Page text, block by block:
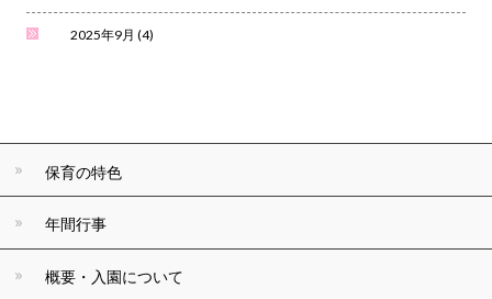
2025年9月 (4)
保育の特色
年間行事
概要・入園について